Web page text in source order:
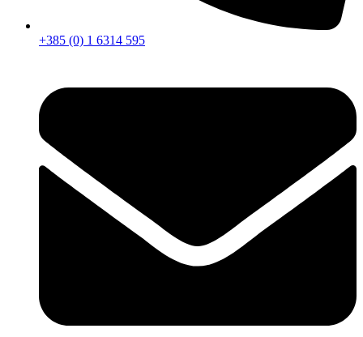
+385 (0) 1 6314 595